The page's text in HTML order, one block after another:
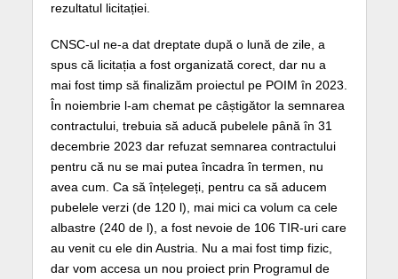
rezultatul licitației.
CNSC-ul ne-a dat dreptate după o lună de zile, a
spus că licitația a fost organizată corect, dar nu a
mai fost timp să finalizăm proiectul pe POIM în 2023.
În noiembrie l-am chemat pe câștigător la semnarea
contractului, trebuia să aducă pubelele până în 31
decembrie 2023 dar refuzat semnarea contractului
pentru că nu se mai putea încadra în termen, nu
avea cum. Ca să înțelegeți, pentru ca să aducem
pubelele verzi (de 120 l), mai mici ca volum ca cele
albastre (240 de l), a fost nevoie de 106 TIR-uri care
au venit cu ele din Austria. Nu a mai fost timp fizic,
dar vom accesa un nou proiect prin Programul de